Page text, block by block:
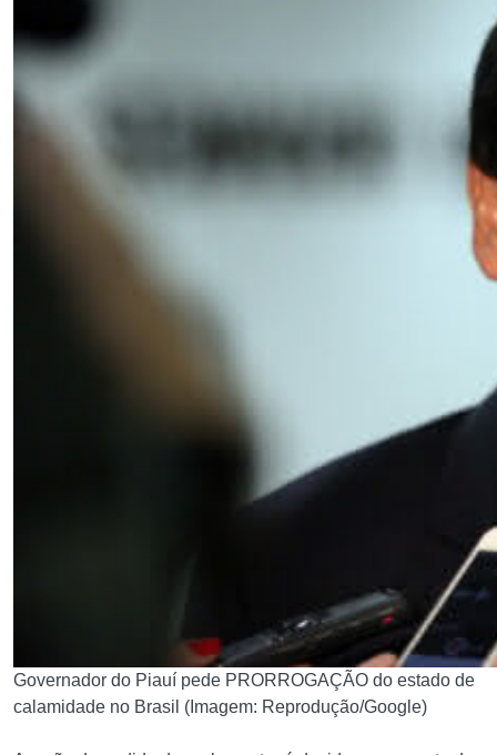
Governador do Piauí pede PRORROGAÇÃO do estado de
calamidade no Brasil (Imagem: Reprodução/Google)